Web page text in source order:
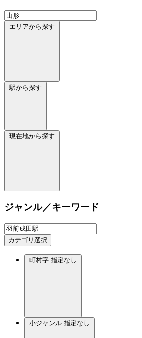
エリアから探す
駅から探す
現在地から探す
ジャンル／キーワード
カテゴリ選択
町村字 指定なし
小ジャンル 指定なし